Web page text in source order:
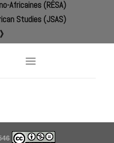
Africaines (RÉSA)
Studies (JSAS)